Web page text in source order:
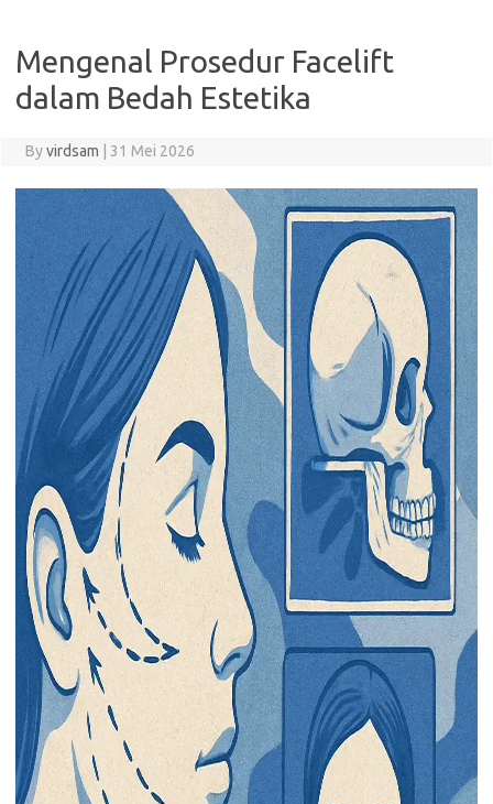
Mengenal Prosedur Facelift
dalam Bedah Estetika
Byvirdsam 31 Mei 2026